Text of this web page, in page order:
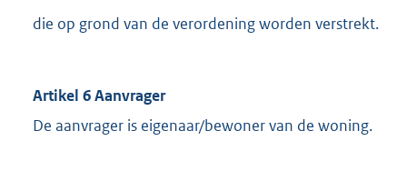
die op grond van de verordening worden verstrekt.
Artikel 6 Aanvrager
De aanvrager is eigenaar/bewoner van de woning.